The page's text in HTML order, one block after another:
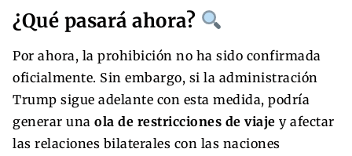
¿Qué pasará ahora?
Por ahora, la prohibición no ha sido confirmada
oficialmente. Sin embargo, si la administración
Trump sigue adelante con esta medida, podría
generar una ola de restricciones de viaje y afectar
las relaciones bilaterales con las naciones